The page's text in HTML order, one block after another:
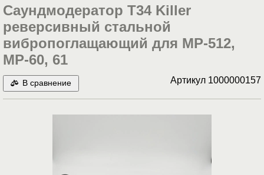
Саундмодератор T34 Killer
реверсивный стальной
вибропоглащающий для МР-512,
МР-60, 61
В сравнение Артикул 1000000157